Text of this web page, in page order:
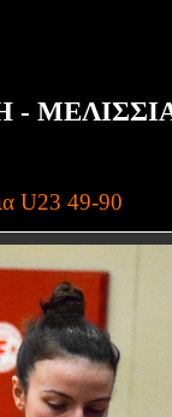
ΜΕΛΙΣΣΙΑ
U23 49-90